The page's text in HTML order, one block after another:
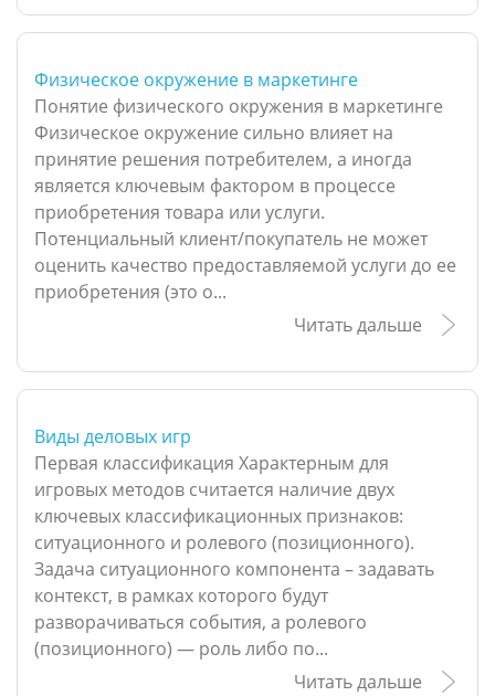
Физическое окружение в маркетинге
Понятие физического окружения в маркетинге
Физическое окружение сильно влияет на
принятие решения потребителем, а иногда
является ключевым фактором в процессе
приобретения товара или услуги.
Потенциальный клиент/покупатель не может
оценить качество предоставляемой услуги до ее
приобретения (это о...
Читать дальше
Виды деловых игр
Первая классификация Характерным для
игровых методов считается наличие двух
ключевых классификационных признаков:
ситуационного и ролевого (позиционного).
Задача ситуационного компонента – задавать
контекст, в рамках которого будут
разворачиваться события, а ролевого
(позиционного) — роль либо по...
Читать дальше